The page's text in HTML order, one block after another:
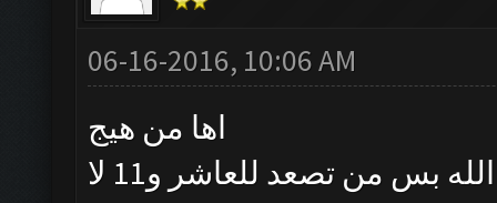
06-16-2016, 10:06 AM
اها من هيج
خويه التاسع بي موارد كرف خير من الله بس من تصعد للعاشر و11 لا